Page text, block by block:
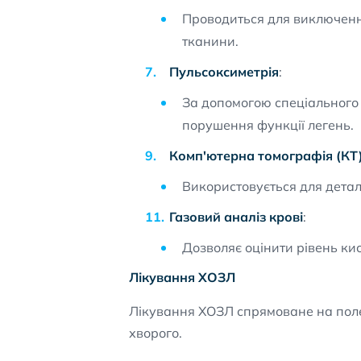
Проводиться для
тканини.
Пульсоксиметрія:
За допомогою
порушення функції легень.
Комп'ютерна томографія
Використовується для
Газовий аналіз крові:
Дозволяє оцінити рівень
Лікування ХОЗЛ
Лікування ХОЗЛ спрямоване на
хворого.